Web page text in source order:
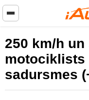
250 km/h
motociklists
sadursmes